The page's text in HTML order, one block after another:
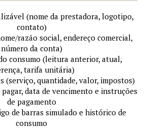
(nome da prestadora, logotipo,
contato)
razão social, endereço comercial,
número da conta)
consumo (leitura anterior, atual,
tarifa unitária)
(serviço, quantidade, valor, impostos)
data de vencimento e instruções
de pagamento
de barras simulado e histórico de
consumo